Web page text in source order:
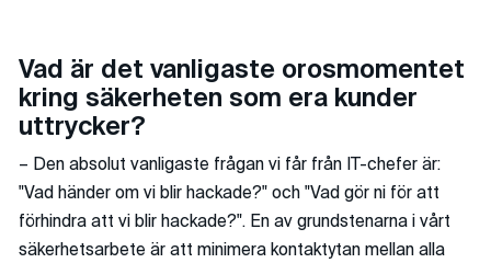
Vad är det vanligaste orosmomentet
kring säkerheten som era kunder
uttrycker?
– Den absolut vanligaste frågan vi får från IT-chefer är:
"Vad händer om vi blir hackade?" och "Vad gör ni för att
förhindra att vi blir hackade?". En av grundstenarna i vårt
säkerhetsarbete är att minimera kontaktytan mellan alla